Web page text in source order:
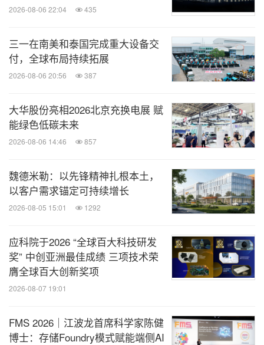
浩亭技术集团是全球领先的工业连接解决方案供应
研发中心，员工总数约 6,100名。浩亭连接解决方案
应用在众多工业领域，用于传输数据和电力。其中包
机械和设备工程。浩亭作为一家家族企业，在
2024/25财年全球销售额达到 11 亿欧元。
G.com.cn
消息来源：浩亭
技、媒体、通讯企业的经营动态、财报信
息、企业并购消息。扫描二维码，立即订
2026-08-06 22:04 435
三一在南美和泰国完成重大设备交
付，全球布局持续拓展
2026-08-06 20:56 387
大华股份亮相2026北京充换电展 赋
能绿色低碳未来
2026-08-06 14:46 857
魏德米勒：以先锋精神扎根本土，
以客户需求锚定可持续增长
2026-08-05 15:01 1292
应科院于2026 “全球百大科技研发
奖” 中创亚洲最佳成绩 三项技术荣
膺全球百大创新奖项
2026-08-07 19:01
FMS 2026｜江波龙首席科学家陈健
博士：存储Foundry模式赋能端侧AI